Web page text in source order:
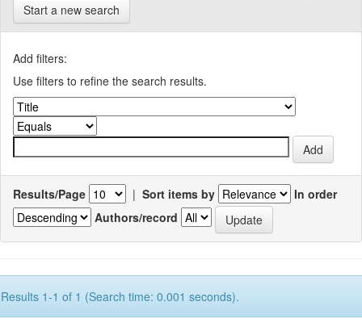
Start a new search
Add filters:
Use filters to refine the search results.
Results/Page | Sort items by
In order
Authors/record
Results 1-1 of 1 (Search time: 0.001 seconds).